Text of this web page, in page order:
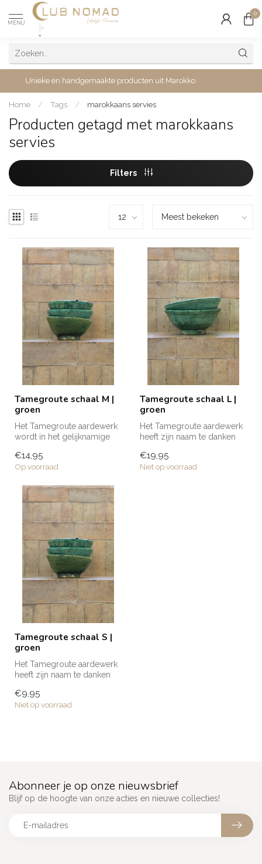
MENU
0
Unieke en handgemaakte producten uit Marokko
Home / Tags / marokkaans servies
Producten getagd met marokkaans
servies
Filters
Tamegroute schaal M |
groen
Het Tamegroute aardewerk
wordt in het gelijknamige
hand v...
€14,95
Op voorraad
Tamegroute schaal L |
groen
Het Tamegroute aardewerk
heeft zijn naam te danken
...
€19,95
Niet op voorraad
Tamegroute schaal S |
groen
Het Tamegroute aardewerk
heeft zijn naam te danken
...
€9,95
Niet op voorraad
Abonneer je op onze nieuwsbrief
Blijf op de hoogte van onze acties en nieuwe collecties!